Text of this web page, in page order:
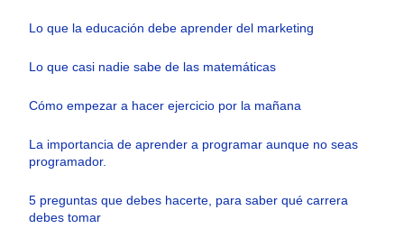
Lo que la educación debe aprender del marketing
Lo que casi nadie sabe de las matemáticas
Cómo empezar a hacer ejercicio por la mañana
La importancia de aprender a programar aunque no seas
programador.
5 preguntas que debes hacerte, para saber qué carrera
debes tomar